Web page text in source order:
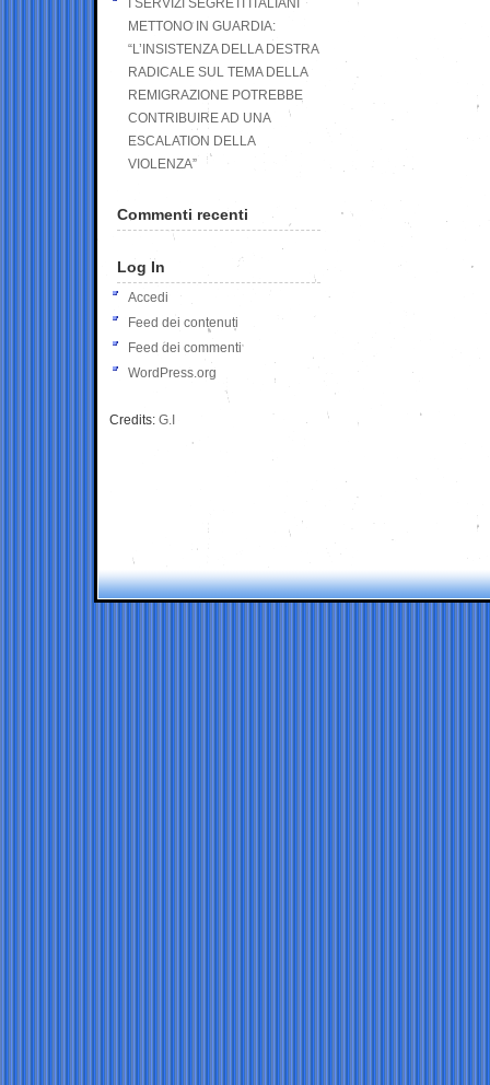
I SERVIZI SEGRETI ITALIANI
METTONO IN GUARDIA:
“L’INSISTENZA DELLA DESTRA
RADICALE SUL TEMA DELLA
REMIGRAZIONE POTREBBE
CONTRIBUIRE AD UNA
ESCALATION DELLA
VIOLENZA”
Commenti recenti
Log In
Accedi
Feed dei contenuti
Feed dei commenti
WordPress.org
Credits: G.I